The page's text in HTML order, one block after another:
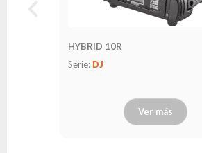
HYBRID 10R
Serie: DJ
Ver más